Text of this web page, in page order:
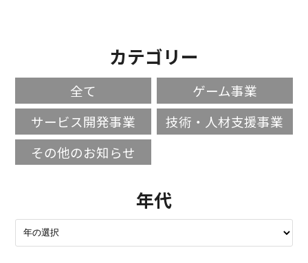
カテゴリー
全て
ゲーム事業
サービス開発事業
技術・人材支援事業
その他のお知らせ
年代